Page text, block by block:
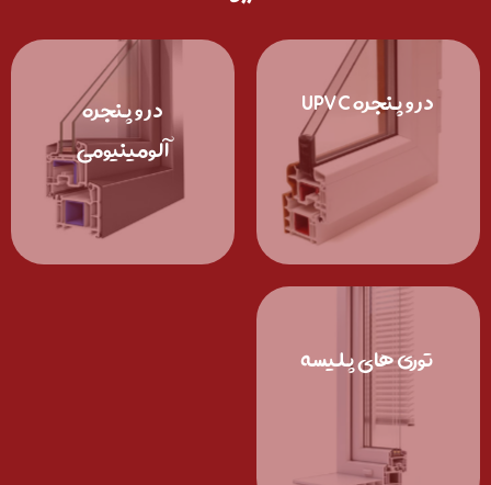
در و پنجره UPVC
در و پنجره
آلومینیومی
توری های پلیسه